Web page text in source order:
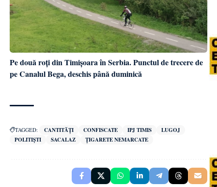
Pe două roți din Timișoara în Serbia. Punctul de trecere de
pe Canalul Bega, deschis până duminică
TAGGED: CANTITĂȚI CONFISCATE IPJ TIMIS
LUGOJ
POLITIȘTI
SACALAZ ȚIGARETE NEMARCATE